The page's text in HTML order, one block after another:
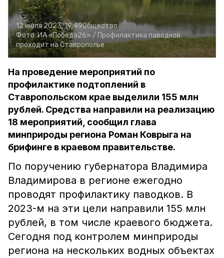
12 июля 2023, 19:49Общество
Фото:ИА «Победа26» / Профилактика паводков
проходит на Ставрополье
На проведение мероприятий по
профилактике подтоплений в
Ставропольском крае выделили 155 млн
рублей. Средства направили на реализацию
18 мероприятий, сообщил глава
минприроды региона Роман Коврыга на
брифинге в краевом правительстве.
По поручению губернатора Владимира
Владимирова в регионе ежегодно
проводят профилактику паводков. В
2023-м на эти цели направили 155 млн
рублей, в том числе краевого бюджета.
Сегодня под контролем минприроды
региона на нескольких водных объектах